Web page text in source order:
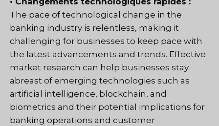
The pace of technological change in the
banking industry is relentless, making it
challenging for businesses to keep pace with
the latest advancements and trends. Effective
market research can help businesses stay
abreast of emerging technologies such as
artificial intelligence, blockchain, and
biometrics and their potential implications for
banking operations and customer